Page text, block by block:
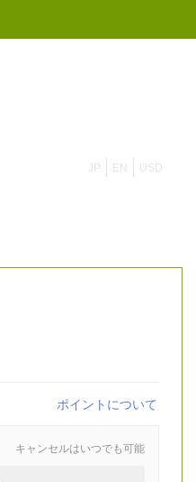
JP EN USD
ポイントについて
キャンセルはいつでも可能